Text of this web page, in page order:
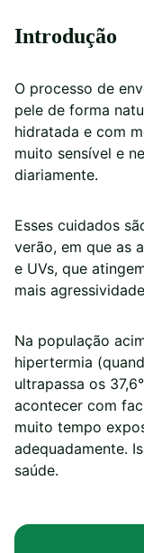
Introdução
O processo de
pele de forma
hidratada e com
muito sensível e
diariamente.
Esses cuidados
verão, em que as
e UVs, que
mais
Na população
hipertermia
ultrapassa os
acontecer com
muito tempo
adequadamente.
saúde.